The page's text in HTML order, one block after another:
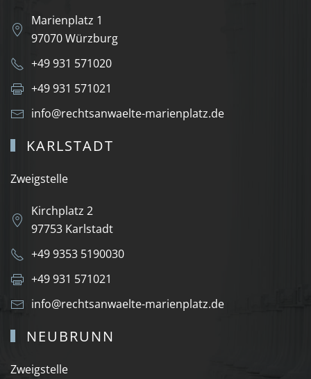
Marienplatz 1
97070 Würzburg
+49 931 571020
+49 931 571021
info@rechtsanwaelte-marienplatz.de
KARLSTADT
Zweigstelle
Kirchplatz 2
97753 Karlstadt
+49 9353 5190030
+49 931 571021
info@rechtsanwaelte-marienplatz.de
NEUBRUNN
Zweigstelle